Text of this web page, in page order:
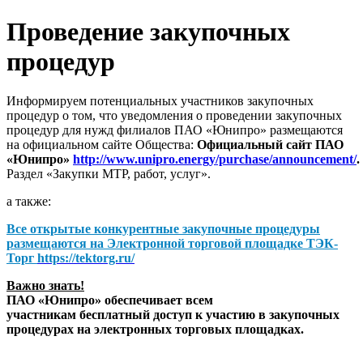
Проведение закупочных
процедур
Информируем потенциальных участников закупочных
процедур о том, что уведомления о проведении закупочных
процедур для нужд филиалов ПАО «Юнипро» размещаются
на официальном сайте Общества: Официальный сайт ПАО
«Юнипро» http://www.unipro.energy/purchase/announcement/.
Раздел «Закупки МТР, работ, услуг».
а также:
Все открытые конкурентные закупочные процедуры
размещаются на Электронной торговой площадке ТЭК-
Торг https://tektorg.ru/
Важно знать!
ПАО «Юнипро» обеспечивает всем
участникам бесплатный доступ к участию в закупочных
процедурах на электронных торговых площадках.